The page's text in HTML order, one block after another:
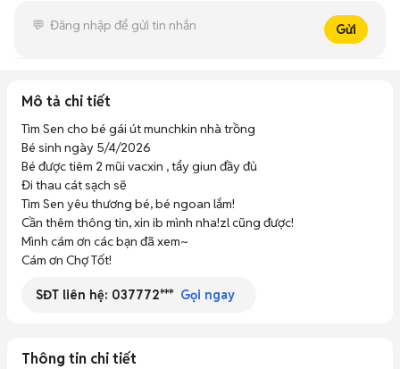
Gửi
Mô tả chi tiết
Tìm Sen cho bé gái út munchkin nhà trồng
Bé sinh ngày 5/4/2026
Bé được tiêm 2 mũi vacxin , tẩy giun đầy đủ
Đi thau cát sạch sẽ
Tìm Sen yêu thương bé, bé ngoan lắm!
Cần thêm thông tin, xin ib mình nha!zl cũng được!
Mình cám ơn các bạn đã xem~
Cám ơn Chợ Tốt!
SĐT liên hệ: 037772*** Gọi ngay
Thông tin chi tiết